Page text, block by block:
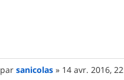
M
parsanicolas » 14 avr. 2016,